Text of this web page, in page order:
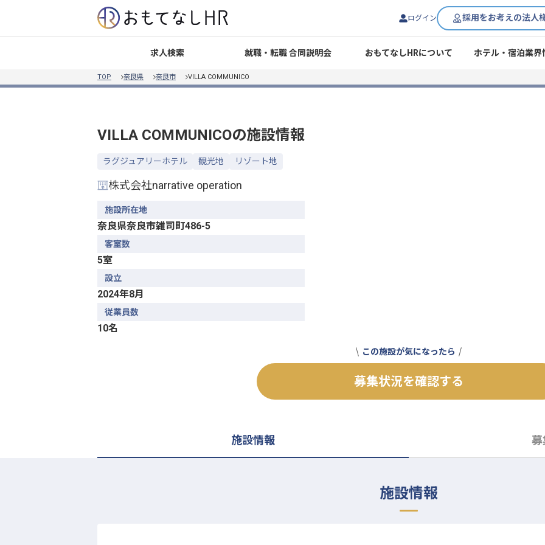
ログイン 採用をお考えの法人
求人検索 就職・転職 合同説明会 おもてなしHRについて ホテル・宿泊業界
TOP 奈良県 奈良市 VILLA COMMUNICO
VILLA COMMUNICOの施設情報
ラグジュアリーホテル 観光地 リゾート地
株式会社narrative operation
施設所在地
奈良県奈良市雑司町486-5
客室数
5室
設立
2024年8月
従業員数
10名
この施設が気になったら
募集状況を確認する
施設情報 募
施設情報